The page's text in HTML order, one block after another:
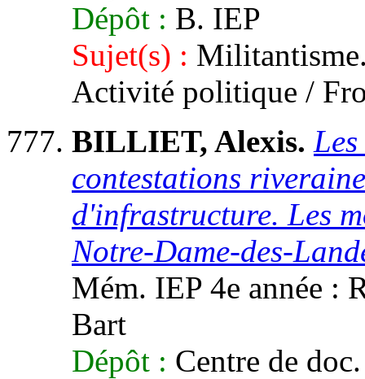
Dépôt : B. IEP
Sujet(s) :
Activité politique /
BILLIET, Alexis.
contestations
d'infrastructure. Les
Notre-Dame-des-
Mém. IEP 4e année :
Bart
Dépôt : Centre de